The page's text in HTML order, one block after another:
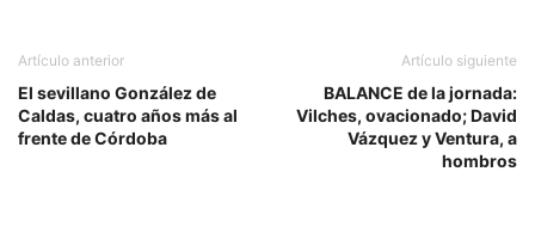
Artículo anterior
El sevillano González de
Caldas, cuatro años más al
frente de Córdoba
Artículo siguiente
BALANCE de la jornada:
Vilches, ovacionado; David
Vázquez y Ventura, a
hombros